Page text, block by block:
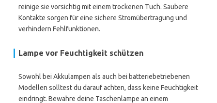
reinige sie vorsichtig mit einem trockenen Tuch. Saubere
Kontakte sorgen für eine sichere Stromübertragung und
verhindern Fehlfunktionen.
Lampe vor Feuchtigkeit schützen
Sowohl bei Akkulampen als auch bei batteriebetriebenen
Modellen solltest du darauf achten, dass keine Feuchtigkeit
eindringt. Bewahre deine Taschenlampe an einem